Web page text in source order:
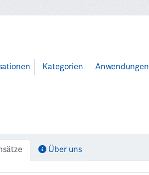
Kategorien Anwendungen
Über uns